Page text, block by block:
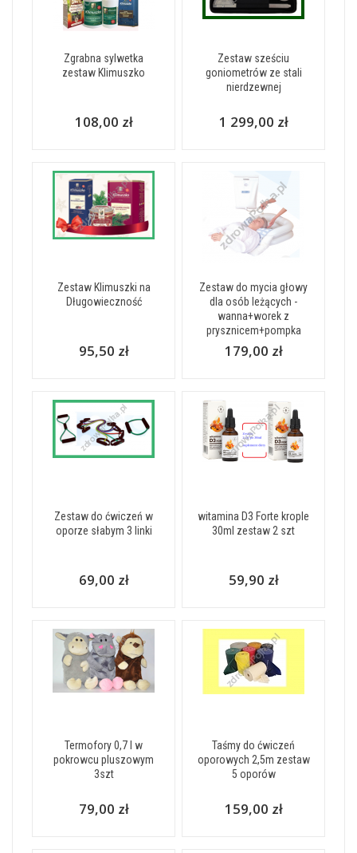
Zgrabna sylwetka
zestaw Klimuszko
108,00 zł
Zestaw sześciu
goniometrów ze stali
nierdzewnej
1 299,00 zł
Zestaw Klimuszki na
Długowieczność
95,50 zł
Zestaw do mycia głowy
dla osób leżących -
wanna+worek z
prysznicem+pompka
179,00 zł
Zestaw do ćwiczeń w
oporze słabym 3 linki
69,00 zł
witamina D3 Forte krople
30ml zestaw 2 szt
59,90 zł
Termofory 0,7 l w
pokrowcu pluszowym
3szt
79,00 zł
Taśmy do ćwiczeń
oporowych 2,5m zestaw
5 oporów
159,00 zł